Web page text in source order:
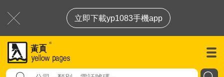
立即下載yp1083手機app